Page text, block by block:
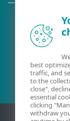
best
traffic, and
to the
close",
essential
clicking
withdraw